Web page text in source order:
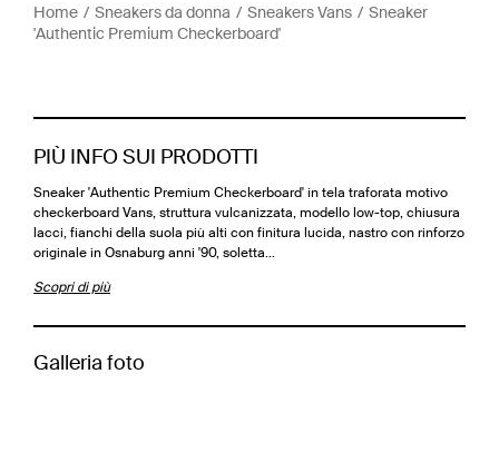
Home Sneakers da donna Sneakers Vans
Sneaker
'Authentic Premium Checkerboard'
PIÙ INFO SUI PRODOTTI
Sneaker 'Authentic Premium Checkerboard' in tela traforata motivo
checkerboard Vans, struttura vulcanizzata, modello low-top, chiusura
lacci, fianchi della suola più alti con finitura lucida, nastro con rinforzo
originale in Osnaburg anni '90, soletta…
Scopri di più
Galleria foto